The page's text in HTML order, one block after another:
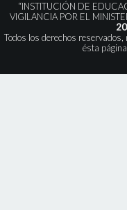
“INSTITUCIÓN DE
VIGILANCIA POR EL
Todos los derechos
ésta